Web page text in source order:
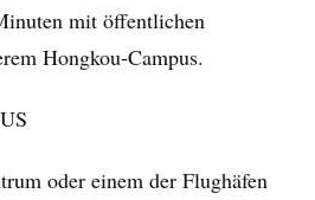
mit öffentlichen
Hongkou-Campus.
oder einem der Flughäfen